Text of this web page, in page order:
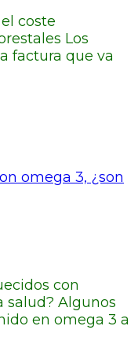
coste
Los
factura que va
omega 3, ¿son
con
salud? Algunos
en omega 3 a